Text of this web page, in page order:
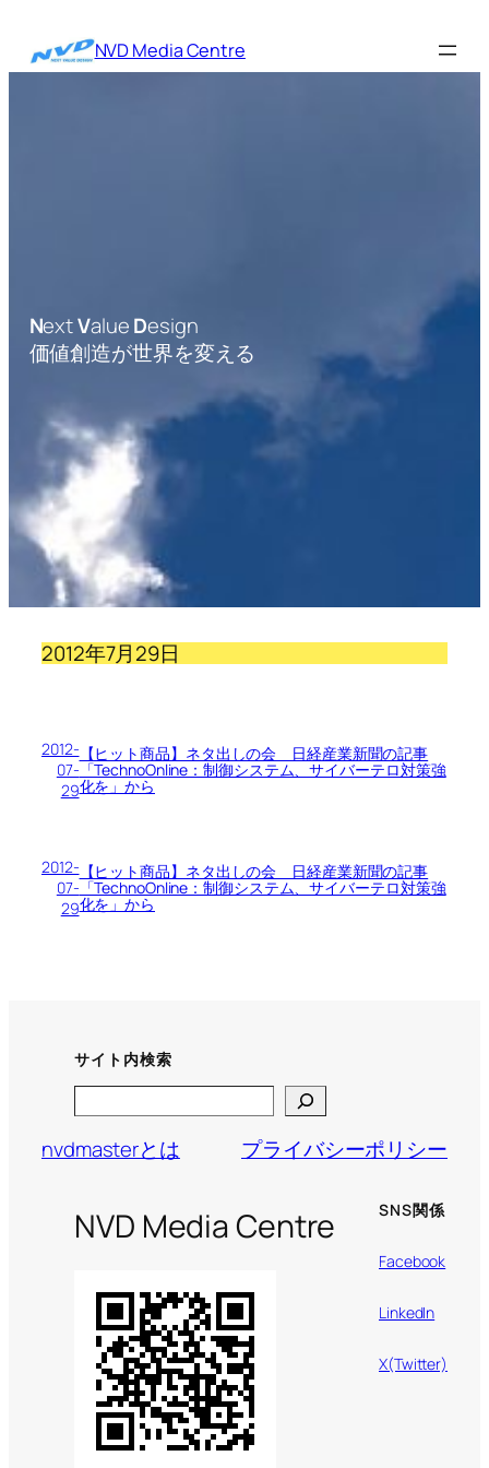
を
NVD Media Centre
NextValueDesign
価値創造が世界を変える
2012年7月29日
2012-
07-
29
【ヒット商品】ネタ出しの会 日経産業新聞の記事
「TechnoOnline：制御システム、サイバーテロ対策強
化を」から
2012-
07-
29
【ヒット商品】ネタ出しの会 日経産業新聞の記事
「TechnoOnline：制御システム、サイバーテロ対策強
化を」から
サイト内検索
nvdmasterとは
プライバシーポリシー
NVD Media Centre SNS関係
Facebook
LinkedIn
X(Twitter)